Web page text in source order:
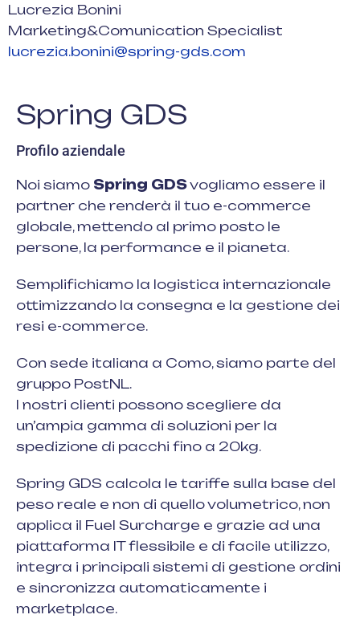
Lucrezia Bonini
Marketing&Comunication Specialist
lucrezia.bonini@spring-gds.com
Spring GDS
Profilo aziendale
Noi siamo Spring GDSvogliamo essere il
partner che renderà il tuo e-commerce
globale, mettendo al primo posto le
persone, la performance e il pianeta.
Semplifichiamo la logistica internazionale
ottimizzando la consegna e la gestione dei
resi e-commerce.
Con sede italiana a Como, siamo parte del
gruppo PostNL.
I nostri clienti possono scegliere da
un’ampia gamma di soluzioni per la
spedizione di pacchi fino a 20kg.
Spring GDS calcola le tariffe sulla base del
peso reale e non di quello volumetrico, non
applica il Fuel Surcharge e grazie ad una
piattaforma IT flessibile e di facile utilizzo,
integra i principali sistemi di gestione ordini
e sincronizza automaticamente i
marketplace.